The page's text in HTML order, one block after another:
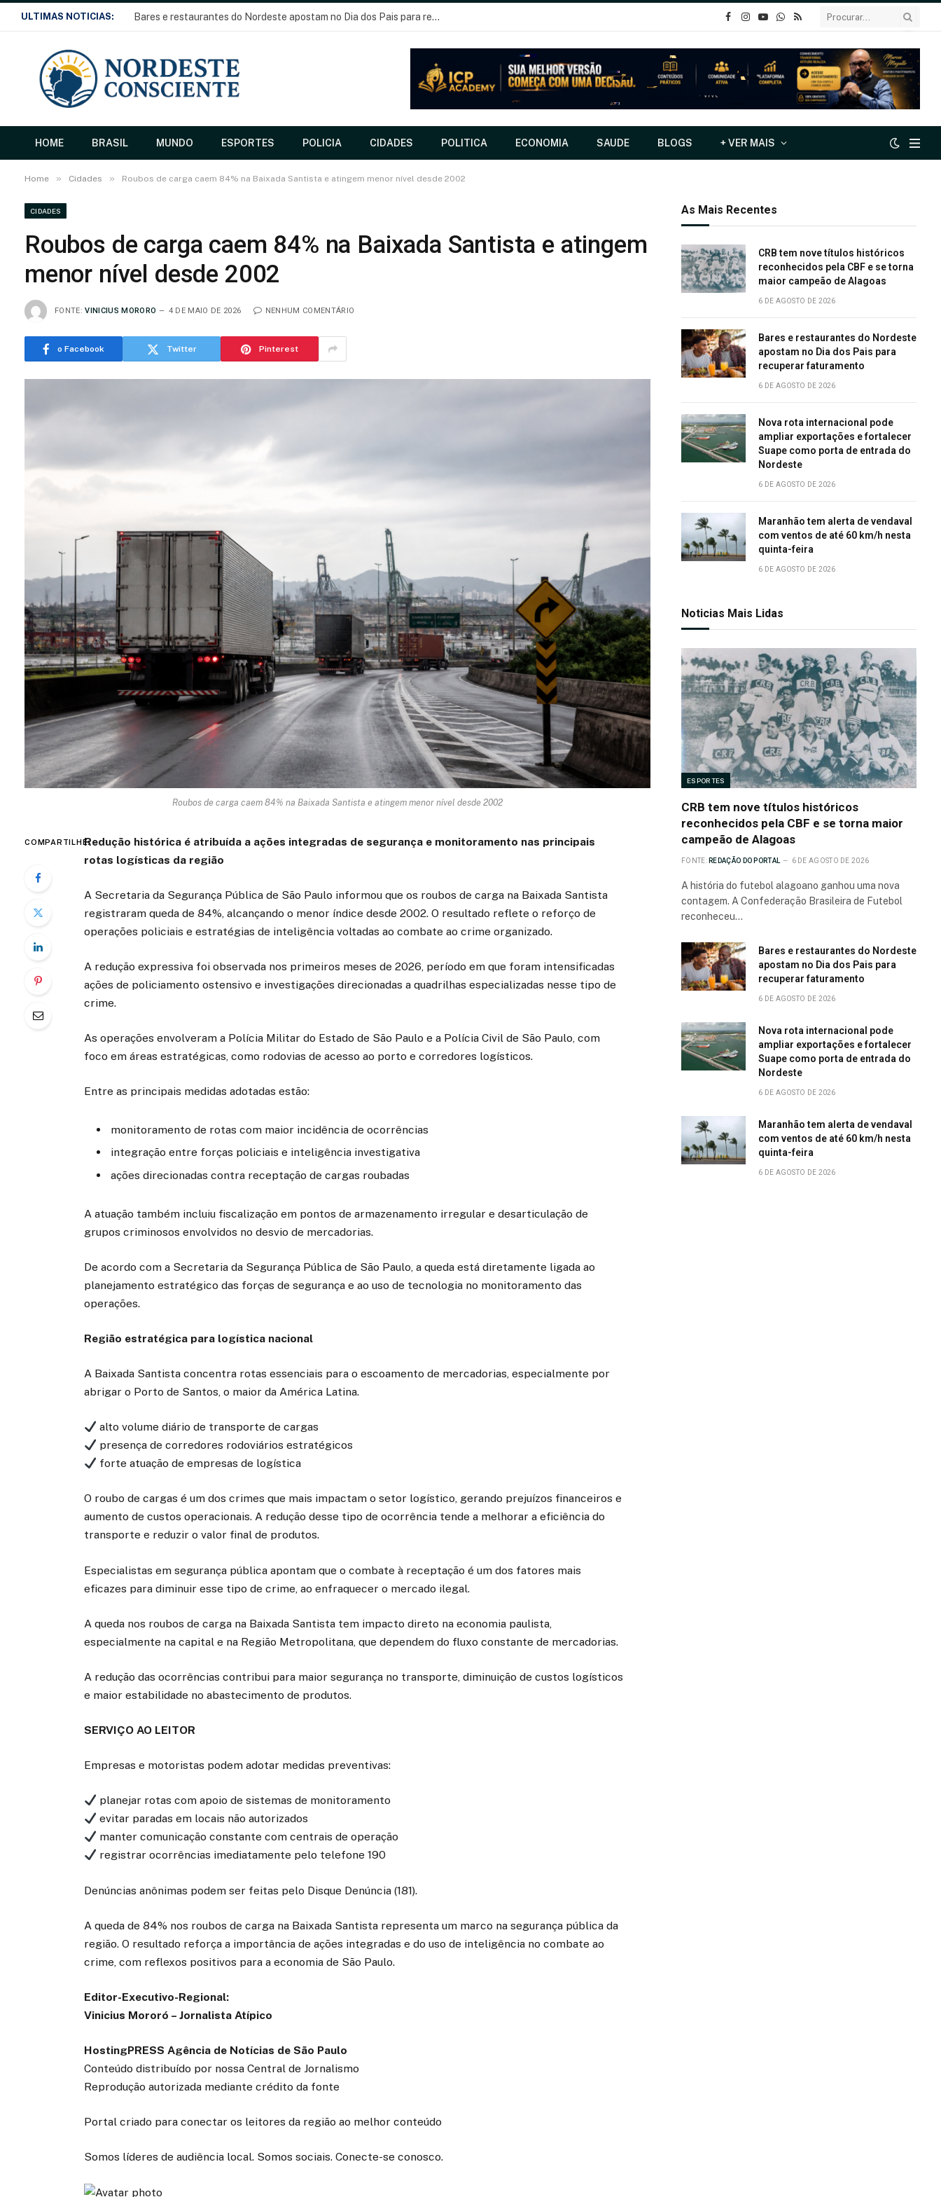
ULTIMAS NOTICIAS: Bares e restaurantes do Nordeste apostam no Dia dos Pais para recuperar faturamento
o
Instagram
YouTube
Whatsapp
RSS
HOME BRASIL MUNDO ESPORTES POLICIA CIDADES POLITICA ECONOMIA SAUDE BLOGS + VER MAIS
Home » Cidades » Roubos de carga caem 84% na Baixada Santista e atingem menor nível desde 2002
CIDADES
Roubos de carga caem 84% na Baixada Santista e atingem
menor nível desde 2002
FONTE: VINICIUS MORORO 4 DE MAIO DE 2026 NENHUM COMENTÁRIO
o Facebook Twitter Pinterest
Roubos de carga caem 84% na Baixada Santista e atingem menor nível desde 2002
COMPARTILHE:Redução histórica é atribuída a ações integradas de segurança e monitoramento nas principais
rotas logísticas da região
A Secretaria da Segurança Pública de São Paulo informou que os roubos de carga na Baixada Santista
registraram queda de 84%, alcançando o menor índice desde 2002. O resultado reflete o reforço de
operações policiais e estratégias de inteligência voltadas ao combate ao crime organizado.
A redução expressiva foi observada nos primeiros meses de 2026, período em que foram intensificadas
ações de policiamento ostensivo e investigações direcionadas a quadrilhas especializadas nesse tipo de
crime.
As operações envolveram a Polícia Militar do Estado de São Paulo e a Polícia Civil de São Paulo, com
foco em áreas estratégicas, como rodovias de acesso ao porto e corredores logísticos.
Entre as principais medidas adotadas estão:
monitoramento de rotas com maior incidência de ocorrências
integração entre forças policiais e inteligência investigativa
ações direcionadas contra receptação de cargas roubadas
A atuação também incluiu fiscalização em pontos de armazenamento irregular e desarticulação de
grupos criminosos envolvidos no desvio de mercadorias.
De acordo com a Secretaria da Segurança Pública de São Paulo, a queda está diretamente ligada ao
planejamento estratégico das forças de segurança e ao uso de tecnologia no monitoramento das
operações.
Região estratégica para logística nacional
A Baixada Santista concentra rotas essenciais para o escoamento de mercadorias, especialmente por
abrigar o Porto de Santos, o maior da América Latina.
alto volume diário de transporte de cargas
presença de corredores rodoviários estratégicos
forte atuação de empresas de logística
O roubo de cargas é um dos crimes que mais impactam o setor logístico, gerando prejuízos financeiros e
aumento de custos operacionais. A redução desse tipo de ocorrência tende a melhorar a eficiência do
transporte e reduzir o valor final de produtos.
Especialistas em segurança pública apontam que o combate à receptação é um dos fatores mais
eficazes para diminuir esse tipo de crime, ao enfraquecer o mercado ilegal.
A queda nos roubos de carga na Baixada Santista tem impacto direto na economia paulista,
especialmente na capital e na Região Metropolitana, que dependem do fluxo constante de mercadorias.
A redução das ocorrências contribui para maior segurança no transporte, diminuição de custos logísticos
e maior estabilidade no abastecimento de produtos.
SERVIÇO AO LEITOR
Empresas e motoristas podem adotar medidas preventivas:
planejar rotas com apoio de sistemas de monitoramento
evitar paradas em locais não autorizados
manter comunicação constante com centrais de operação
registrar ocorrências imediatamente pelo telefone 190
Denúncias anônimas podem ser feitas pelo Disque Denúncia (181).
A queda de 84% nos roubos de carga na Baixada Santista representa um marco na segurança pública da
região. O resultado reforça a importância de ações integradas e do uso de inteligência no combate ao
crime, com reflexos positivos para a economia de São Paulo.
Editor-Executivo-Regional:
Vinicius Mororó – Jornalista Atípico
HostingPRESS Agência de Notícias de São Paulo
Conteúdo distribuído por nossa Central de Jornalismo
Reprodução autorizada mediante crédito da fonte
Portal criado para conectar os leitores da região ao melhor conteúdo
Somos líderes de audiência local. Somos sociais. Conecte-se conosco.
As Mais Recentes
CRB tem nove títulos históricos
reconhecidos pela CBF e se torna
maior campeão de Alagoas
6 DE AGOSTO DE 2026
Bares e restaurantes do Nordeste
apostam no Dia dos Pais para
recuperar faturamento
6 DE AGOSTO DE 2026
Nova rota internacional pode
ampliar exportações e fortalecer
Suape como porta de entrada do
Nordeste
6 DE AGOSTO DE 2026
Maranhão tem alerta de vendaval
com ventos de até 60 km/h nesta
quinta-feira
6 DE AGOSTO DE 2026
Noticias Mais Lidas
ESPORTES
CRB tem nove títulos históricos
reconhecidos pela CBF e se torna maior
campeão de Alagoas
FONTE: REDAÇÃO DO PORTAL 6 DE AGOSTO DE 2026
A história do futebol alagoano ganhou uma nova
contagem. A Confederação Brasileira de Futebol
reconheceu…
Bares e restaurantes do Nordeste
apostam no Dia dos Pais para
recuperar faturamento
6 DE AGOSTO DE 2026
Nova rota internacional pode
ampliar exportações e fortalecer
Suape como porta de entrada do
Nordeste
6 DE AGOSTO DE 2026
Maranhão tem alerta de vendaval
com ventos de até 60 km/h nesta
quinta-feira
6 DE AGOSTO DE 2026